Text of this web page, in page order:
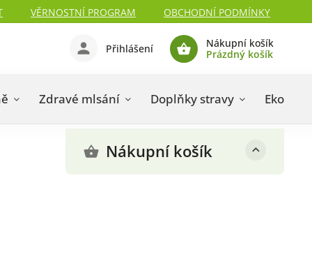
VĚRNOSTNÍ PROGRAM OBCHODNÍ PODMÍNKY
Nákupní košík
Prázdný košík
Přihlášení
Zdravé mlsání Doplňky stravy Eko
Nákupní košík